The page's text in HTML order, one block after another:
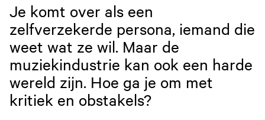
Je komt over als een
zelfverzekerde persona, iemand die
weet wat ze wil. Maar de
muziekindustrie kan ook een harde
wereld zijn. Hoe ga je om met
kritiek en obstakels?